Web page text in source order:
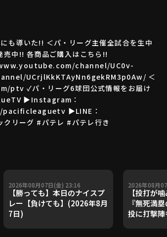
も導いた!! ＜パ・リーグ主催全試合を生中
中!! 各商品ご購入はこちら!!
channel/UC0v-
UCrjlKkKTAyNn6gekRM3p0Aw/ ＜
ptv ✓パ・リーグ6球団公式情報をお届け
▶Instagram：
▶LINE：
リーグ #パテレ #パテレ行き
2026年08月07日(金) 23:16
【勝っても】本日のナイスプ
レー【負けても】(2026年8月
7日)
2026年08月
【投打が
『無死満
投に打撃